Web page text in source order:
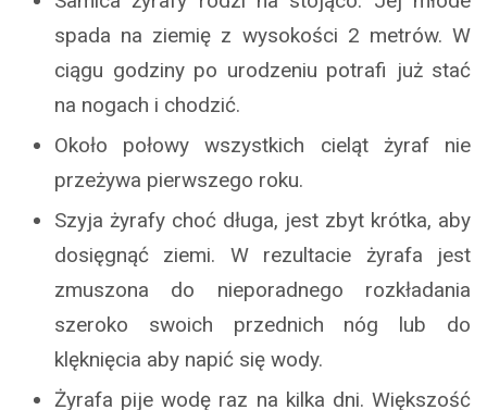
spada na ziemię z wysokości 2 metrów. W
ciągu godziny po urodzeniu potrafi już stać
na nogach i chodzić.
Około połowy wszystkich cieląt żyraf nie
przeżywa pierwszego roku.
Szyja żyrafy choć długa, jest zbyt krótka, aby
dosięgnąć ziemi. W rezultacie żyrafa jest
zmuszona do nieporadnego rozkładania
szeroko swoich przednich nóg lub do
klęknięcia aby napić się wody.
Żyrafa pije wodę raz na kilka dni. Większość